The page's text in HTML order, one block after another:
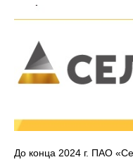
До конца 2024 г. ПАО